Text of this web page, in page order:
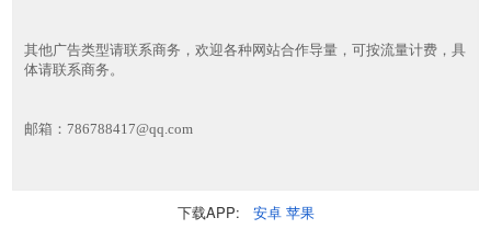
其他广告类型请联系商务，欢迎各种网站合作导量，可按流量计费，具
体请联系商务。
邮箱：786788417@qq.com
下载APP: 安卓 苹果